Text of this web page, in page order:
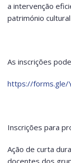
a intervenção
património
As inscrições
https://forms.gle/
Inscrições para
Ação de curta